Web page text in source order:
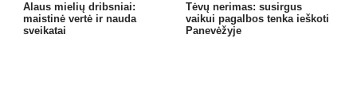
Alaus mielių dribsniai:
maistinė vertė ir nauda
sveikatai
Tėvų nerimas: susirgus
vaikui pagalbos tenka ieškoti
Panevėžyje